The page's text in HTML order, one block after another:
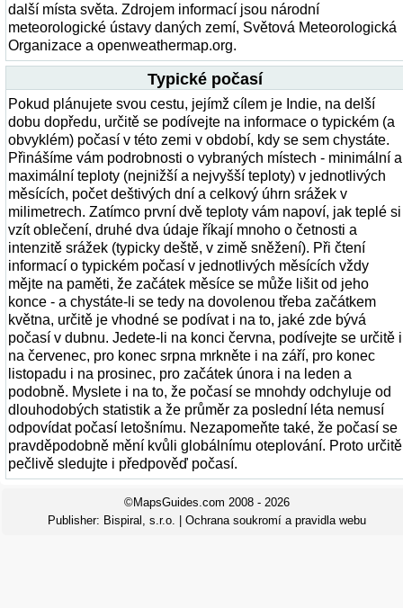
další místa světa. Zdrojem informací jsou národní
meteorologické ústavy daných zemí, Světová Meteorologická
Organizace a openweathermap.org.
Typické počasí
Pokud plánujete svou cestu, jejímž cílem je Indie, na delší
dobu dopředu, určitě se podívejte na informace o typickém (a
obvyklém) počasí v této zemi v období, kdy se sem chystáte.
Přinášíme vám podrobnosti o vybraných místech - minimální a
maximální teploty (nejnižší a nejvyšší teploty) v jednotlivých
měsících, počet deštivých dní a celkový úhrn srážek v
milimetrech. Zatímco první dvě teploty vám napoví, jak teplé si
vzít oblečení, druhé dva údaje říkají mnoho o četnosti a
intenzitě srážek (typicky deště, v zimě sněžení). Při čtení
informací o typickém počasí v jednotlivých měsících vždy
mějte na paměti, že začátek měsíce se může lišit od jeho
konce - a chystáte-li se tedy na dovolenou třeba začátkem
května, určitě je vhodné se podívat i na to, jaké zde bývá
počasí v dubnu. Jedete-li na konci června, podívejte se určitě i
na červenec, pro konec srpna mrkněte i na září, pro konec
listopadu i na prosinec, pro začátek února i na leden a
podobně. Myslete i na to, že počasí se mnohdy odchyluje od
dlouhodobých statistik a že průměr za poslední léta nemusí
odpovídat počasí letošnímu. Nezapomeňte také, že počasí se
pravděpodobně mění kvůli globálnímu oteplování. Proto určitě
pečlivě sledujte i předpověď počasí.
©MapsGuides.com 2008 - 2026
Publisher: Bispiral, s.r.o. Ochrana soukromí a pravidla webu